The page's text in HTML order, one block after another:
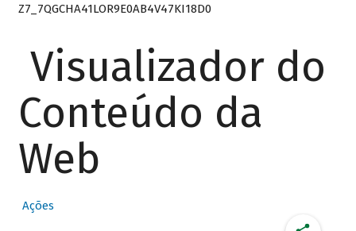
Z7_7QGCHA41LOR9E0AB4V47KI18D0
Visualizador do
Conteúdo da
Web
Ações